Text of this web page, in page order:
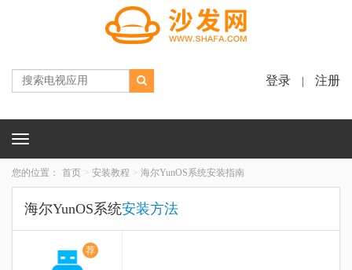
登录 注册
Toggle
您的位置： 首页 安装教程 海尔YunOS系统安装指南
海尔YunOS系统安装方法
荐